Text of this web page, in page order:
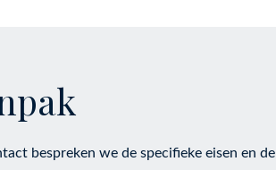
bespreken we de specifieke eisen en de